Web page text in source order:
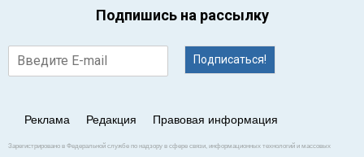
Подпишись на рассылку
Подписаться!
Реклама Редакция Правовая информация
Зарегистрировано в Федеральной службе по надзору в сфере связи, информационных технологий и массовых